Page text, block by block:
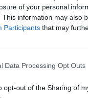
of your personal
This information may also
Participants that may
Data Processing Opt Outs
opt-out of the Sharing of
qui
nettoyant doux,